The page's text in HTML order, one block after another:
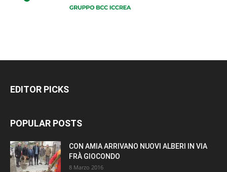
EDITOR PICKS
POPULAR POSTS
CON AMIA ARRIVANO NUOVI ALBERI IN VIA
FRÀ GIOCONDO
8 Marzo 2016